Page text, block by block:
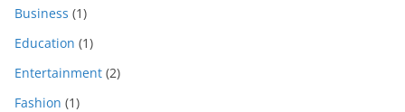
Business (1)
Education (1)
Entertainment (2)
Fashion (1)